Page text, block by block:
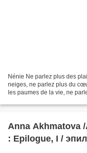
Nénie Ne parlez plus des
neiges, ne parlez plus du
les paumes de la vie, ne
Anna Akhmatova
: Epilogue, I /